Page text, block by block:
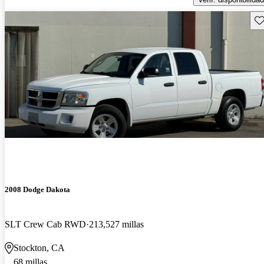
2008 Dodge Dakota
SLT Crew Cab RWD 213,527 millas
Stockton, CA